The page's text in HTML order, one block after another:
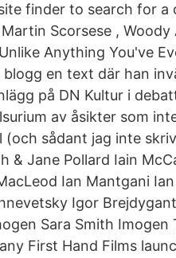
finder to search for a
Scorsese ,
Anything You've
blogg en text där han
på DN Kultur i
av åsikter som
sådant jag inte
& Jane Pollard Iain
Ian Mantgani
Igor
Sara Smith Imogen
First Hand Films